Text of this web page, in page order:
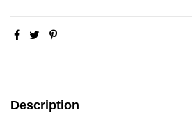
Description